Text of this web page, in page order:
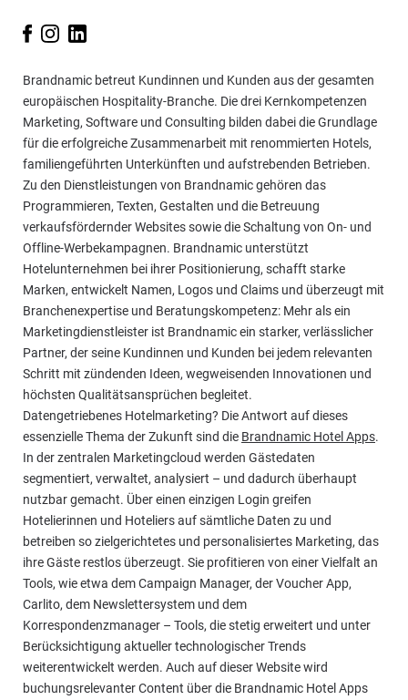
Brandnamic betreut Kundinnen und Kunden aus der gesamten
europäischen Hospitality-Branche. Die drei Kernkompetenzen
Marketing, Software und Consulting bilden dabei die Grundlage
für die erfolgreiche Zusammenarbeit mit renommierten Hotels,
familiengeführten Unterkünften und aufstrebenden Betrieben.
Zu den Dienstleistungen von Brandnamic gehören das
Programmieren, Texten, Gestalten und die Betreuung
verkaufsfördernder Websites sowie die Schaltung von On- und
Offline-Werbekampagnen. Brandnamic unterstützt
Hotelunternehmen bei ihrer Positionierung, schafft starke
Marken, entwickelt Namen, Logos und Claims und überzeugt mit
Branchenexpertise und Beratungskompetenz: Mehr als ein
Marketingdienstleister ist Brandnamic ein starker, verlässlicher
Partner, der seine Kundinnen und Kunden bei jedem relevanten
Schritt mit zündenden Ideen, wegweisenden Innovationen und
höchsten Qualitätsansprüchen begleitet.
Datengetriebenes Hotelmarketing? Die Antwort auf dieses
essenzielle Thema der Zukunft sind die Brandnamic Hotel Apps.
In der zentralen Marketingcloud werden Gästedaten
segmentiert, verwaltet, analysiert – und dadurch überhaupt
nutzbar gemacht. Über einen einzigen Login greifen
Hotelierinnen und Hoteliers auf sämtliche Daten zu und
betreiben so zielgerichtetes und personalisiertes Marketing, das
ihre Gäste restlos überzeugt. Sie profitieren von einer Vielfalt an
Tools, wie etwa dem Campaign Manager, der Voucher App,
Carlito, dem Newslettersystem und dem
Korrespondenzmanager – Tools, die stetig erweitert und unter
Berücksichtigung aktueller technologischer Trends
weiterentwickelt werden. Auch auf dieser Website wird
buchungsrelevanter Content über die Brandnamic Hotel Apps